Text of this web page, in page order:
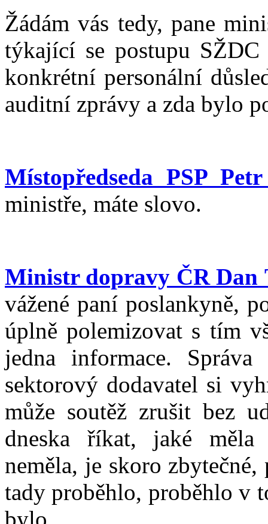
Žádám vás tedy, pane
týkající se postupu
konkrétní personální
auditní zprávy a zda bylo
Místopředseda PSP
ministře, máte slovo.
Ministr dopravy ČR Dan
vážené paní poslankyně,
úplně polemizovat s tím
jedna informace.
sektorový dodavatel si
může soutěž zrušit bez
dneska říkat, jaké měla
neměla, je skoro
tady proběhlo, proběhlo v
bylo.